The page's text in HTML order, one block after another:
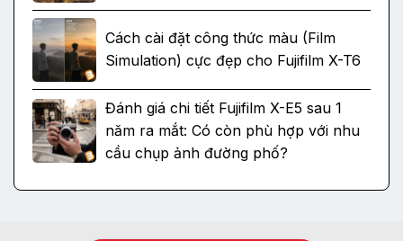
Cách cài đặt công thức màu (Film
Simulation) cực đẹp cho Fujifilm X-T6
Đánh giá chi tiết Fujifilm X-E5 sau 1
năm ra mắt: Có còn phù hợp với nhu
cầu chụp ảnh đường phố?